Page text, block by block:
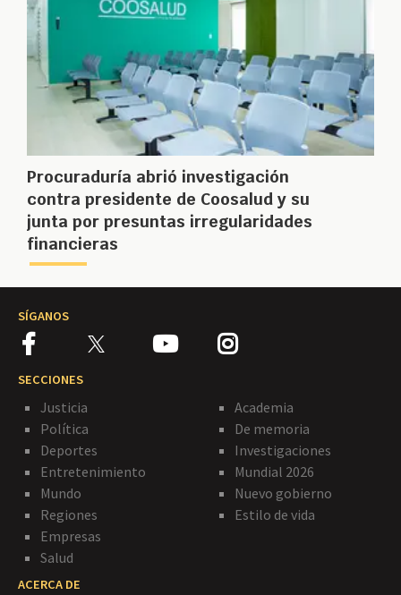
Procuraduría abrió investigación
contra presidente de Coosalud y su
junta por presuntas irregularidades
financieras
SÍGANOS
SECCIONES
Justicia
Política
Deportes
Entretenimiento
Mundo
Regiones
Empresas
Salud
Academia
De memoria
Investigaciones
Mundial 2026
Nuevo gobierno
Estilo de vida
ACERCA DE